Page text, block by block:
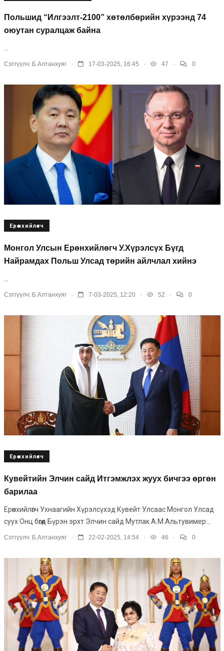
Польшид “Илгээлт-2100” хөтөлбөрийн хүрээнд 74
оюутан суралцаж байна
Сэтгүүлч: Б.Алтанхуяг . 17-03-2025, 16:45 . 47 . 0
Ерөнхийлөгч
Монгол Улсын Ерөнхийлөгч У.Хүрэлсүх Бүгд
Найрамдах Польш Улсад төрийн айлчлал хийнэ
Сэтгүүлч: Б.Алтанхуяг . 7-03-2025, 12:20 . 52 . 0
Ерөнхийлөгч
Кувейтийн Элчин сайд Итгэмжлэх жуух бичгээ өргөн
барилаа
Ерөнхийлөгч Ухнаагийн Хүрэлсүхэд Кувейт Улсаас Монгол Улсад
суух Онц бөгөөд Бүрэн эрхт Элчин сайд Мутлак А.М.Альтувимер...
Сэтгүүлч: Б.Алтанхуяг . 22-02-2025, 14:54 . 46 . 0